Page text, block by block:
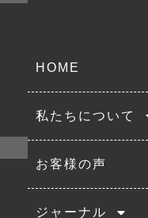
HOME
私たちについて
お客様の声
ジャーナル